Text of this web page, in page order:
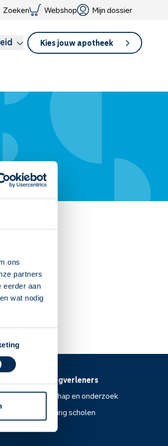
ons
partners
eerder aan
wat nodig
Zoeken Webshop Mijn dossier
Kies jouw apotheek
apotheek
Voor zorgverleners
Wetenschap en onderzoek
Voorlichting scholen